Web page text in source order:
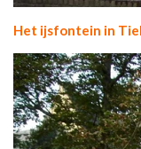
Het ijsfontein in